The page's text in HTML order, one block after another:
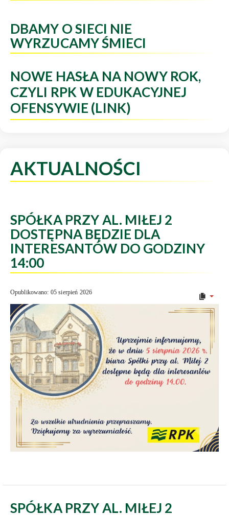
DBAMY O SIECI NIE
WYRZUCAMY ŚMIECI
NOWE HASŁA NA NOWY ROK,
CZYLI RPK W EDUKACYJNEJ
OFENSYWIE (LINK)
AKTUALNOŚCI
SPÓŁKA PRZY AL. MIŁEJ 2
DOSTĘPNA BĘDZIE DLA
INTERESANTÓW DO GODZINY
14:00
Opublikowano: 05 sierpień 2026
SPÓŁKA PRZY AL. MIŁEJ 2